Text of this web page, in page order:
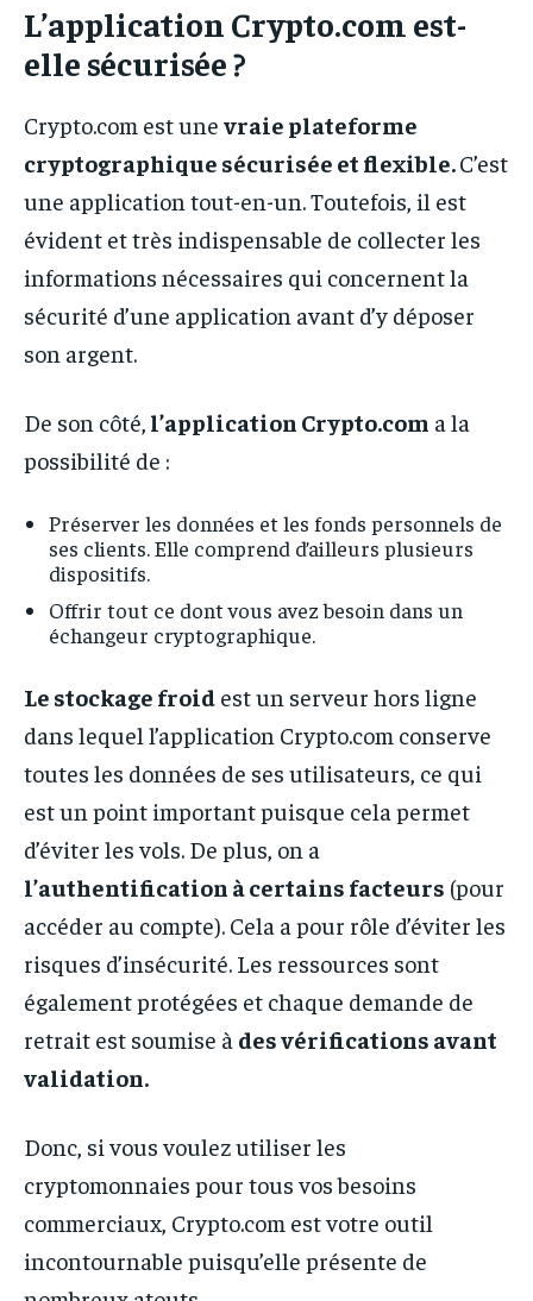
L’application Crypto.com est-
elle sécurisée ?
Crypto.com est une vraie plateforme
cryptographique sécurisée et flexible.C’est
une application tout-en-un. Toutefois, il est
évident et très indispensable de collecter les
informations nécessaires qui concernent la
sécurité d’une application avant d’y déposer
son argent.
De son côté, l’application Crypto.com a la
possibilité de :
Préserver les données et les fonds personnels de
ses clients. Elle comprend d’ailleurs plusieurs
dispositifs.
Offrir tout ce dont vous avez besoin dans un
échangeur cryptographique.
Le stockage froid est un serveur hors ligne
dans lequel l’application Crypto.com conserve
toutes les données de ses utilisateurs, ce qui
est un point important puisque cela permet
d’éviter les vols. De plus, on a
l’authentification à certains facteurs (pour
accéder au compte). Cela a pour rôle d’éviter les
risques d’insécurité. Les ressources sont
également protégées et chaque demande de
retrait est soumise à des vérifications avant
validation.
Donc, si vous voulez utiliser les
cryptomonnaies pour tous vos besoins
commerciaux, Crypto.com est votre outil
incontournable puisqu’elle présente de